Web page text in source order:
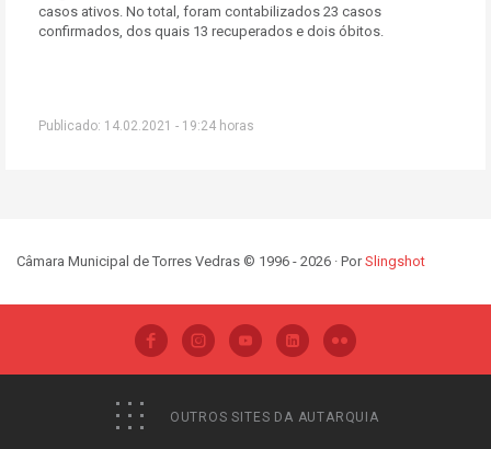
casos ativos. No total, foram contabilizados 23 casos
confirmados, dos quais 13 recuperados e dois óbitos.
Publicado: 14.02.2021 - 19:24 horas
Câmara Municipal de Torres Vedras © 1996 - 2026 · PorSlingshot
OUTROS SITES DA AUTARQUIA